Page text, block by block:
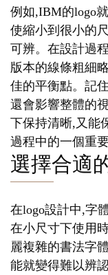
例如,IBM的logo
使縮小到很小的
可辨。在設計過
版本的線條粗細
佳的平衡點。記
還會影響整體的
下保持清晰,又能
過程中的一個重要
選擇合適
在logo設計中,字
在小尺寸下使用
麗複雜的書法字
能就變得難以辨